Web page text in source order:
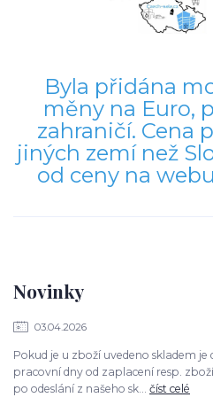
Novinky
03.04.2026
Pokud je u zboží uvedeno skladem
pracovní dny od zaplacení resp.
po odeslání z našeho sk... číst celé
Byla přidána
měny na Euro,
zahraničí. Cena
jiných zemí než
od ceny na